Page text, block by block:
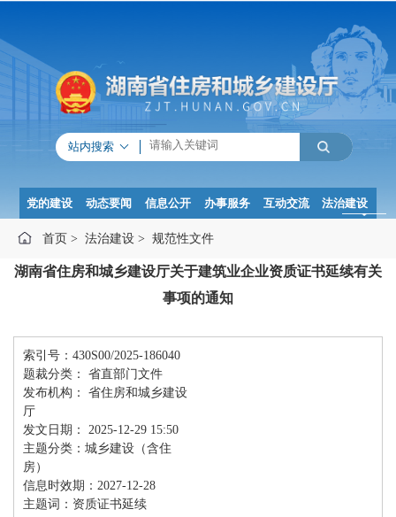
站内搜索
党的建设 动态要闻 信息公开 办事服务 互动交流 法治建设
首页 > 法治建设 > 规范性文件
湖南省住房和城乡建设厅关于建筑业企业资质证书延续有关
事项的通知
索引号：430S00/2025-186040
题裁分类： 省直部门文件
发布机构： 省住房和城乡建设
厅
发文日期： 2025-12-29 15:50
主题分类：城乡建设（含住
房）
信息时效期：2027-12-28
主题词：资质证书延续